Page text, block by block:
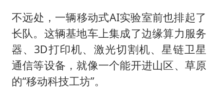
不远处，一辆移动式AI实验室前也排起了
长队。这辆基地车上集成了边缘算力服务
器、3D打印机、激光切割机、星链卫星
通信等设备，就像一个能开进山区、草原
的“移动科技工坊”。